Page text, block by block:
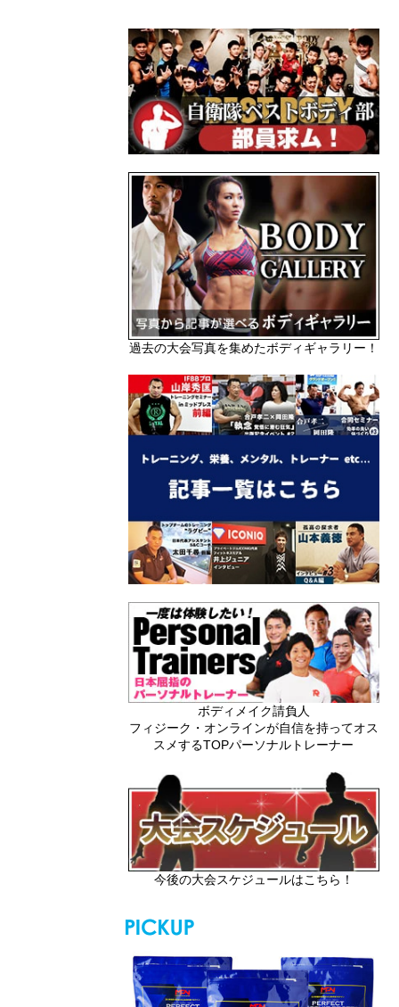
過去の大会写真を集めたボディギャラリー！
ボディメイク請負人
フィジーク・オンラインが自信を持ってオス
スメするTOPパーソナルトレーナー
今後の大会スケジュールはこちら！